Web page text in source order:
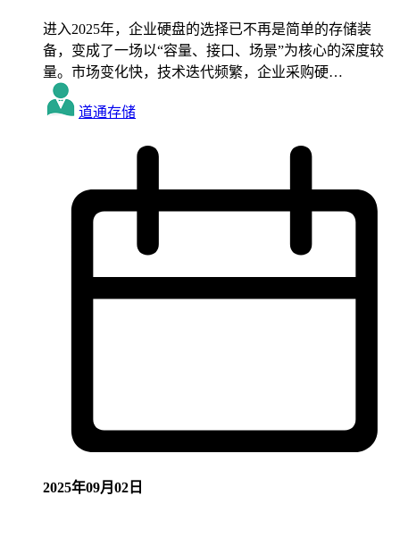
进入2025年，企业硬盘的选择已不再是简单的存储装
备，变成了一场以“容量、接口、场景”为核心的深度较
量。市场变化快，技术迭代频繁，企业采购硬…
道通存储
2025年09月02日